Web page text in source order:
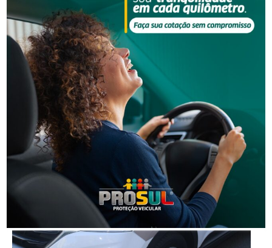
Operação da Polícia Civil resulta na prisão de três pessoas em
Orleans